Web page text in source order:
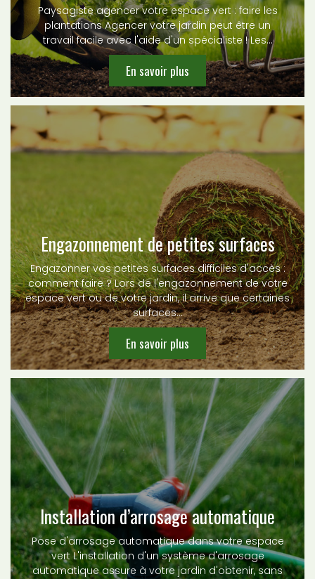
Paysagiste agencer votre espace vert : faire les
plantations Agencer votre jardin peut être un
travail facile avec l'aide d'un spécialiste ! Les…
En savoir plus
Engazonnement de petites surfaces
Engazonner vos petites surfaces difficiles d'accès :
comment faire ? Lors de l'engazonnement de votre
espace vert ou de votre jardin, il arrive que certaines
surfaces…
En savoir plus
Installation d’arrosage automatique
Pose d'arrosage automatique dans votre espace
vert L'installation d'un système d'arrosage
automatique assure à votre jardin d'obtenir, sans